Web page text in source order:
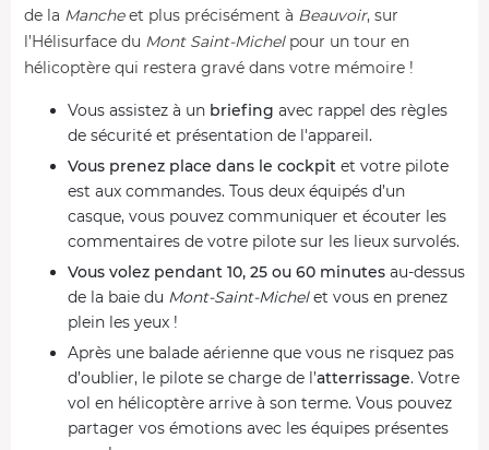
de la Mancheet plus précisément à Beauvoir, sur
l’Hélisurface du Mont Saint-Michelpour un tour en
hélicoptère qui restera gravé dans votre mémoire !
Vous assistez à un briefing avec rappel des règles
de sécurité et présentation de l'appareil.
Vous prenez place dans le cockpit et votre pilote
est aux commandes. Tous deux équipés d’un
casque, vous pouvez communiquer et écouter les
commentaires de votre pilote sur les lieux survolés.
Vous volez pendant 10, 25 ou 60 minutes au-dessus
de la baie du Mont-Saint-Michelet vous en prenez
plein les yeux !
Après une balade aérienne que vous ne risquez pas
d’oublier, le pilote se charge de l’atterrissage. Votre
vol en hélicoptère arrive à son terme. Vous pouvez
partager vos émotions avec les équipes présentes